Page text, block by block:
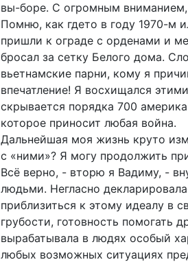
вы-боре. С огромным вниманием,
Помню, как гдето в году 1970-м
пришли к ограде с орденами и
бросал за сетку Белого дома.
вьетнамские парни, кому я
впечатление! Я восхищался
скрывается порядка 700
которое приносит любая война.
Дальнейшая моя жизнь круто
с «ними»? Я могу продолжить
Всё верно, - вторю я Вадиму, -
людьми. Негласно
приблизиться к этому идеалу в
грубости, готовность
вырабатывала в людях особый
любых возможных ситуациях